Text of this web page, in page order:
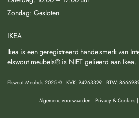
Zondag: Gesloten
IKEA
Ikea is een geregistreerd handelsmerk van
elswout meubels® is NIET gelieerd aan Ikea.
Elswout Meubels 2025 © | KVK: 94263329 | BTW:
Algemene voorwaarden | Privacy & Cookies |